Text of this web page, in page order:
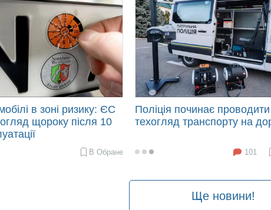
в зоні ризику: ЄС
щороку після 10
В Обране
Поліція починає проводити
техогляд транспорту на
2021-
10:13
101
Ще новини!